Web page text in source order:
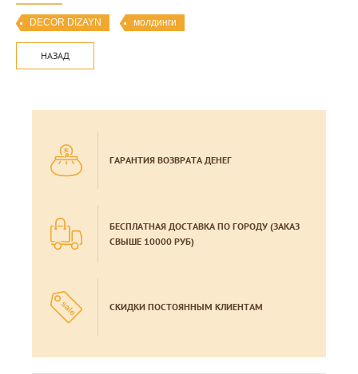
DECOR DIZAYN молдинги
НАЗАД
ГАРАНТИЯ ВОЗВРАТА ДЕНЕГ
БЕСПЛАТНАЯ ДОСТАВКА ПО ГОРОДУ (ЗАКАЗ
СВЫШЕ 10000 РУБ)
СКИДКИ ПОСТОЯННЫМ КЛИЕНТАМ